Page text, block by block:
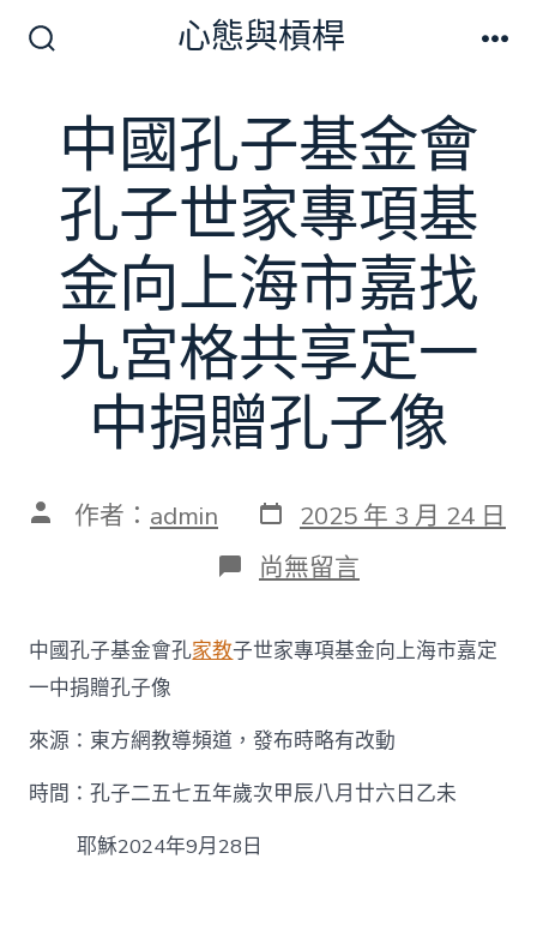
開
關
心態與槓桿
中國孔子基金會
孔子世家專項基
金向上海市嘉找
九宮格共享定一
中捐贈孔子像
文 作者： admin 發
表
日
期
2025 年 3 月 24 日
在
〈中
孔
子
會
孔
子
世
家
專
尚無留言
中國孔子基金會孔家教子世家專項基金向上海市嘉定
一中捐贈孔子像
來源：東方網教導頻道，發布時略有改動
時間：孔子二五七五年歲次甲辰八月廿六日乙未
耶穌2024年9月28日